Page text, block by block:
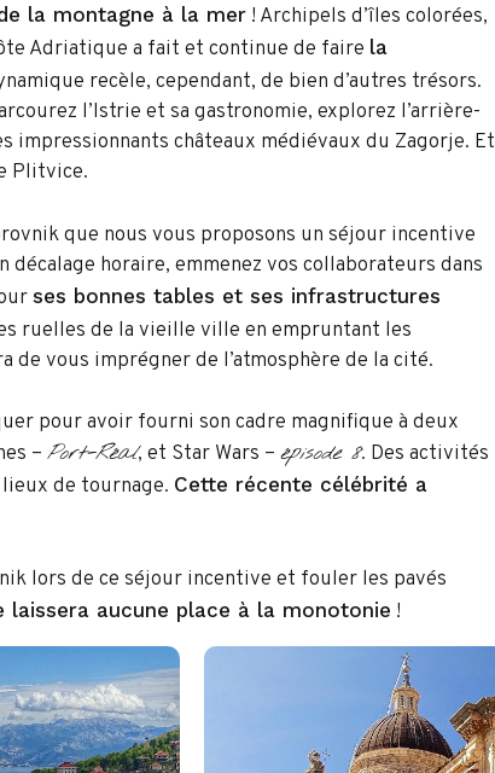
la montagne à la mer ! Archipels d’îles colorées,
Adriatique a fait et continue de faire la
recèle, cependant, de bien d’autres trésors.
l’Istrie et sa gastronomie, explorez l’arrière-
impressionnants châteaux médiévaux du Zagorje. Et
Plitvice.
que nous vous proposons un séjour incentive
horaire, emmenez vos collaborateurs dans
ses bonnes tables et ses infrastructures
ruelles de la vieille ville en empruntant les
vous imprégner de l’atmosphère de la cité.
pour avoir fourni son cadre magnifique à deux
– Port-Réal, et Star Wars – épisode 8. Des activités
de tournage. Cette récente célébrité a
lors de ce séjour incentive et fouler les pavés
laissera aucune place à la monotonie !